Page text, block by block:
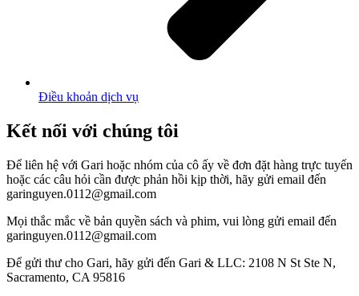
Điều khoản dịch vụ
Kết nối với chúng tôi
Để liên hệ với Gari hoặc nhóm của cô ấy về đơn đặt hàng trực tuyến
hoặc các câu hỏi cần được phản hồi kịp thời, hãy gửi email đến
garinguyen.0112@gmail.com
Mọi thắc mắc về bản quyền sách và phim, vui lòng gửi email đến
garinguyen.0112@gmail.com
Để gửi thư cho Gari, hãy gửi đến Gari & LLC: 2108 N St Ste N,
Sacramento, CA 95816